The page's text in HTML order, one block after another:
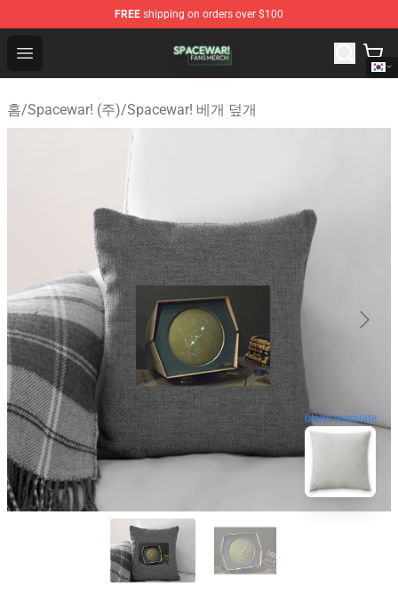
FREE shipping on orders over $100
Open menu
Spacewar! Shop - Official Spacewar! Merchandise Store
홈/Spacewar! (주)/Spacewar! 베개 덮개
blank template